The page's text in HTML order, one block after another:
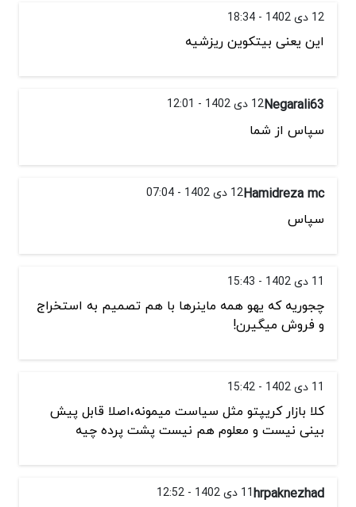
12 دی 1402 - 18:34
این یعنی بیتکوین ریزشیه
Negarali6312 دی 1402 - 12:01
سپاس از شما
Hamidreza mc12 دی 1402 - 07:04
سپاس
11 دی 1402 - 15:43
چجوریه که یهو همه ماینرها با هم تصمیم به استخراج
و فروش میگیرن!
11 دی 1402 - 15:42
کلا بازار کریپتو مثل سیاست میمونه،اصلا قابل پیش
بینی نیست و معلوم هم نیست پشت پرده چیه
hrpaknezhad11 دی 1402 - 12:52